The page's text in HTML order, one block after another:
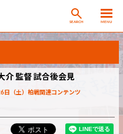
SEARCH MENU
監督 試合後会見
日（土）柏戦関連コンテンツ